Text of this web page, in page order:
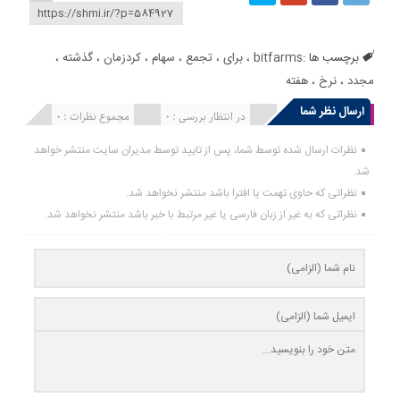
برچسب ها :bitfarms ،برای ،تجمع ، سهام ،کردزمان ،گذشته ،
مجدد ،نرخ ،هفته
ارسال نظر شما
مجموع نظرات : 0 در انتظار بررسی : 0 انتشار یافته : 0
نظرات ارسال شده توسط شما، پس از تایید توسط مدیران سایت منتشر خواهد
شد.
نظراتی که حاوی تهمت یا افترا باشد منتشر نخواهد شد.
نظراتی که به غیر از زبان فارسی یا غیر مرتبط با خبر باشد منتشر نخواهد شد.